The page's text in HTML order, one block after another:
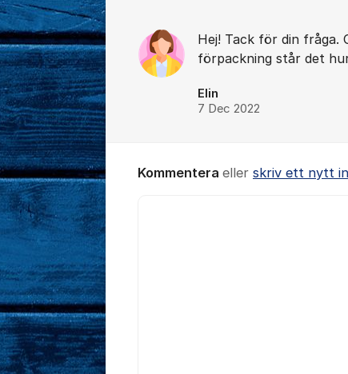
Hej! Tack för din fråga.
förpackning står det
Elin
7 Dec 2022
Kommentera eller skriv ett nytt